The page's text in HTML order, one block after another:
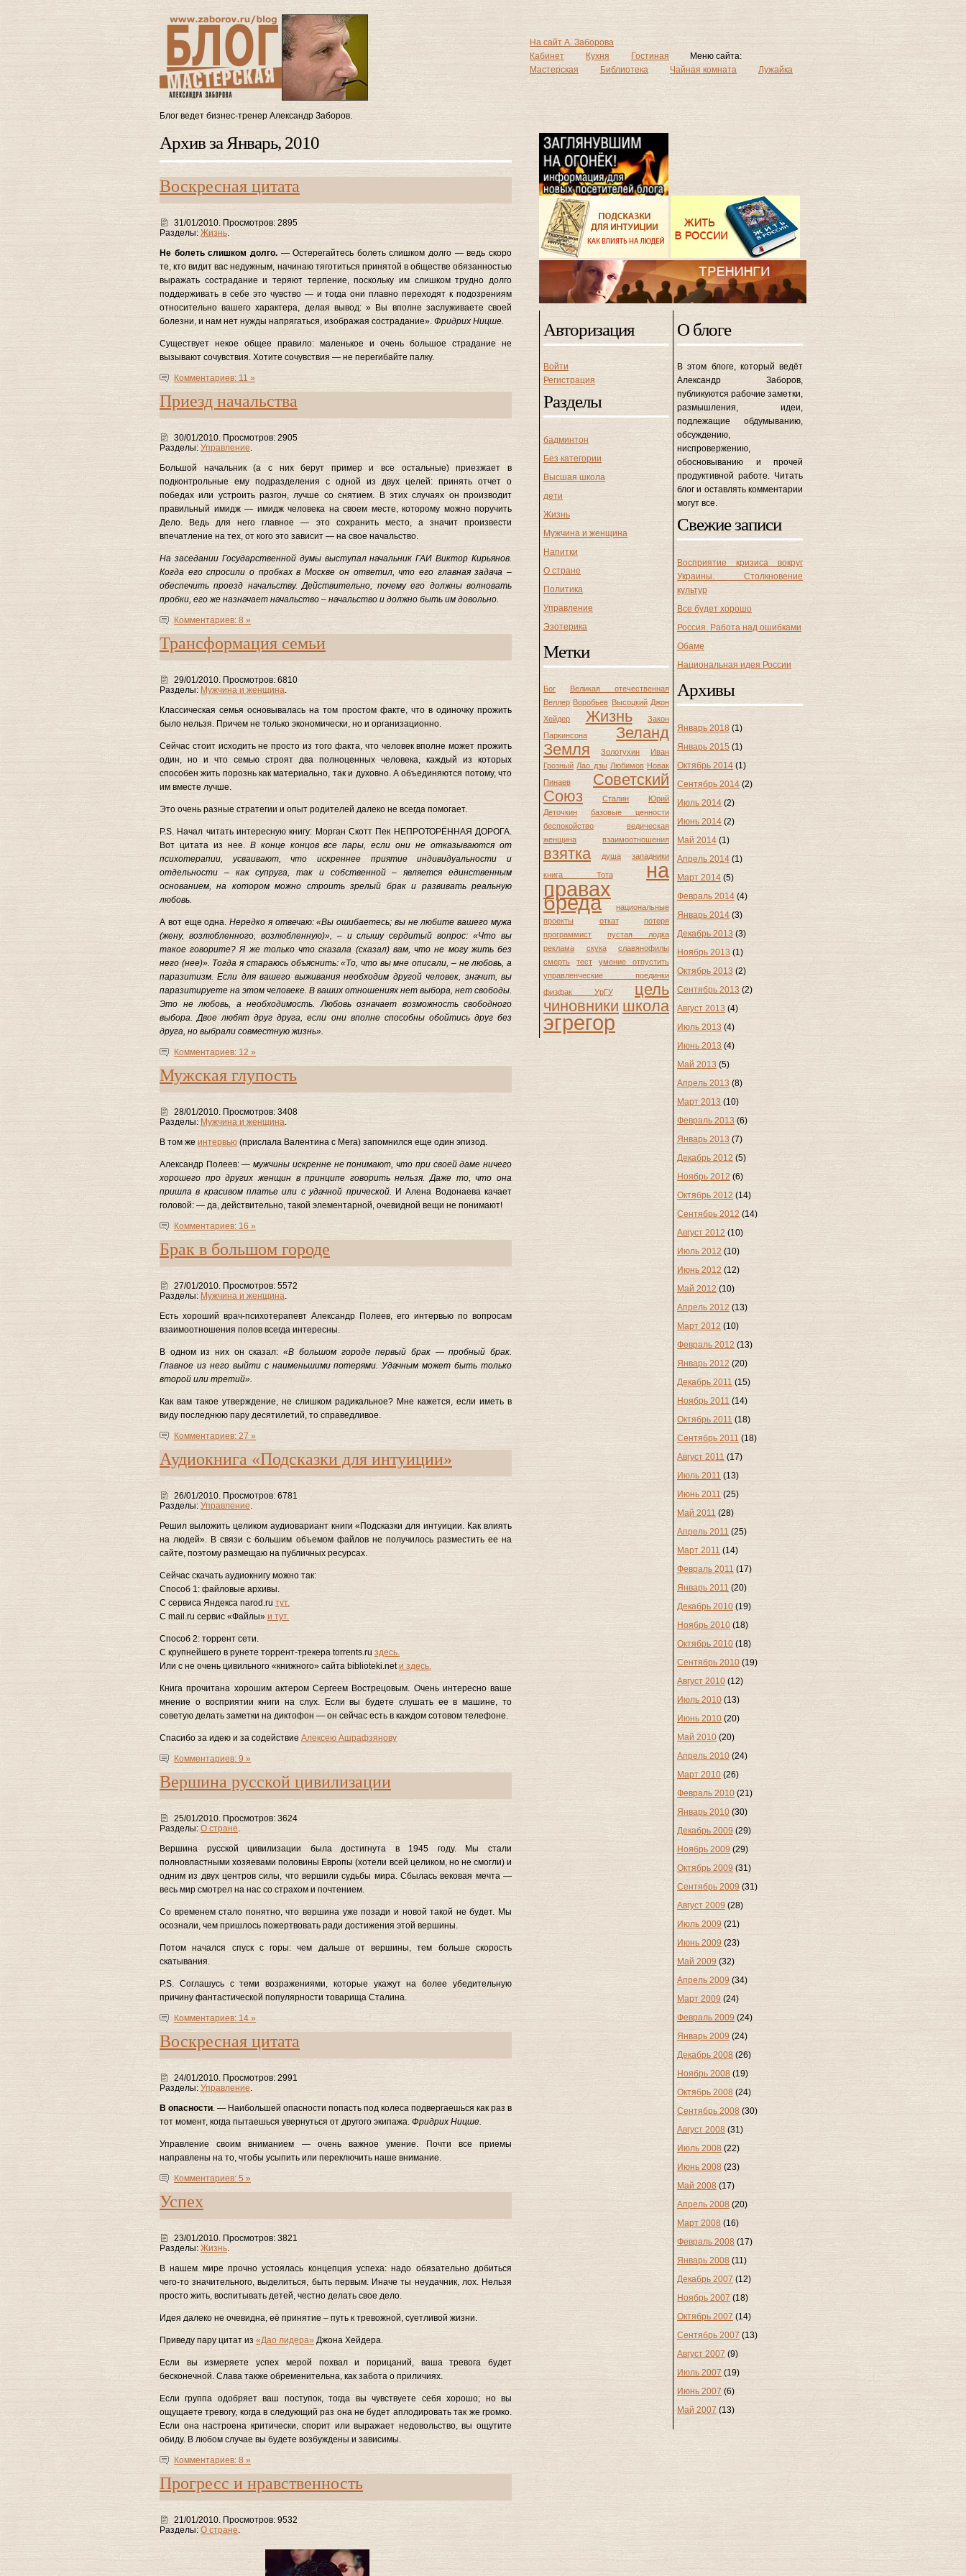
На сайт А. Заборова
Меню сайта:
Кабинет Кухня
Гостиная
Мастерская
Библиотека Чайная комната Лужайка
Блог ведет бизнес-тренер Александр Заборов.
Архив за Январь, 2010
Воскресная цитата
31/01/2010. Просмотров: 2895
Разделы: Жизнь.
Не болеть слишком долго.— Остерегайтесь болеть слишком долго — ведь скоро
те, кто видит вас недужным, начинаю тяготиться принятой в обществе обязанностью
выражать сострадание и теряют терпение, поскольку им слишком трудно долго
поддерживать в себе это чувство — и тогда они плавно переходят к подозрениям
относительно вашего характера, делая вывод: » Вы вполне заслуживаете своей
болезни, и нам нет нужды напрягаться, изображая сострадание». Фридрих Ницше.
Существует некое общее правило: маленькое и очень большое страдание не
вызывают сочувствия. Хотите сочувствия — не перегибайте палку.
Комментариев: 11 »
Приезд начальства
30/01/2010. Просмотров: 2905
Разделы: Управление.
Большой начальник (а с них берут пример и все остальные) приезжает в
подконтрольные ему подразделения с одной из двух целей: принять отчет о
победах или устроить разгон, лучше со снятием. В этих случаях он производит
правильный имидж — имидж человека на своем месте, которому можно поручить
Дело. Ведь для него главное — это сохранить место, а значит произвести
впечатление на тех, от кого это зависит — на свое начальство.
На заседании Государственной думы выступал начальник ГАИ Виктор Кирьянов.
Когда его спросили о пробках в Москве он ответил, что его главная задача –
обеспечить проезд начальству. Действительно, почему его должны волновать
пробки, его же назначает начальство – начальство и должно быть им довольно.
Комментариев: 8 »
Трансформация семьи
29/01/2010. Просмотров: 6810
Разделы: Мужчина и женщина.
Классическая семья основывалась на том простом факте, что в одиночку прожить
было нельзя. Причем не только экономически, но и организационно.
Сейчас стоит исходить не просто из того факта, что человек вполне может прожить
один, но и что семью строят два полноценных человека, каждый из которых
способен жить порознь как материально, так и духовно. А объединяются потому, что
им вместе лучше.
Это очень разные стратегии и опыт родителей далеко не всегда помогает.
P.S. Начал читать интересную книгу: Морган Скотт Пек НЕПРОТОРЁННАЯ ДОРОГА.
Вот цитата из нее. В конце концов все пары, если они не отказываются от
психотерапии, усваивают, что искреннее приятие индивидуальности и
отдельности – как супруга, так и собственной – является единственным
основанием, на котором можно строить зрелый брак и развивать реальную
любовь.
А вот еще одна.Нередко я отвечаю: «Вы ошибаетесь; вы не любите вашего мужа
(жену, возлюбленного, возлюбленную)», – и слышу сердитый вопрос: «Что вы
такое говорите? Я же только что сказала (сказал) вам, что не могу жить без
него (нее)». Тогда я стараюсь объяснить: «То, что вы мне описали, – не любовь, а
паразитизм. Если для вашего выживания необходим другой человек, значит, вы
паразитируете на этом человеке. В ваших отношениях нет выбора, нет свободы.
Это не любовь, а необходимость. Любовь означает возможность свободного
выбора. Двое любят друг друга, если они вполне способны обойтись друг без
друга, но выбрали совместную жизнь».
Комментариев: 12 »
Мужская глупость
28/01/2010. Просмотров: 3408
Разделы: Мужчина и женщина.
В том же интервью (прислала Валентина с Мега) запомнился еще один эпизод.
Александр Полеев: —мужчины искренне не понимают, что при своей даме ничего
хорошего про других женщин в принципе говорить нельзя. Даже то, что она
пришла в красивом платье или с удачной прической. И Алена Водонаева качает
головой: — да, действительно, такой элементарной, очевидной вещи не понимают!
Комментариев: 16 »
Брак в большом городе
27/01/2010. Просмотров: 5572
Разделы: Мужчина и женщина.
Есть хороший врач-психотерапевт Александр Полеев, его интервью по вопросам
взаимоотношения полов всегда интересны.
В одном из них он сказал:«В большом городе первый брак — пробный брак.
Главное из него выйти с наименьшими потерями. Удачным может быть только
второй или третий».
Как вам такое утверждение, не слишком радикальное? Мне кажется, если иметь в
виду последнюю пару десятилетий, то справедливое.
Комментариев: 27 »
Аудиокнига «Подсказки для интуиции»
26/01/2010. Просмотров: 6781
Разделы: Управление.
Решил выложить целиком аудиовариант книги «Подсказки для интуиции. Как влиять
на людей». В связи с большим объемом файлов не получилось разместить ее на
сайте, поэтому размещаю на публичных ресурсах.
Сейчас скачать аудиокнигу можно так:
Способ 1: файловые архивы.
С сервиса Яндекса narod.ru тут.
С mail.ru сервис «Файлы» и тут.
Способ 2: торрент сети.
С крупнейшего в рунете торрент-трекера torrents.ru здесь.
Или с не очень цивильного «книжного» сайта biblioteki.netи здесь.
Книга прочитана хорошим актером Сергеем Вострецовым. Очень интересно ваше
мнение о восприятии книги на слух. Если вы будете слушать ее в машине, то
советую делать заметки на диктофон — он сейчас есть в каждом сотовом телефоне.
Спасибо за идею и за содействие Алексею Ашрафзянову
Комментариев: 9 »
Вершина русской цивилизации
25/01/2010. Просмотров: 3624
Разделы: О стране.
Вершина русской цивилизации была достигнута в 1945 году. Мы стали
полновластными хозяевами половины Европы (хотели всей целиком, но не смогли) и
одним из двух центров силы, что вершили судьбы мира. Сбылась вековая мечта —
весь мир смотрел на нас со страхом и почтением.
Со временем стало понятно, что вершина уже позади и новой такой не будет. Мы
осознали, чем пришлось пожертвовать ради достижения этой вершины.
Потом начался спуск с горы: чем дальше от вершины, тем больше скорость
скатывания.
P.S. Соглашусь с теми возражениями, которые укажут на более убедительную
причину фантастической популярности товарища Сталина.
Комментариев: 14 »
Воскресная цитата
24/01/2010. Просмотров: 2991
Разделы: Управление.
В опасности. — Наибольшей опасности попасть под колеса подвергаешься как раз в
тот момент, когда пытаешься увернуться от другого экипажа. Фридрих Ницше.
Управление своим вниманием — очень важное умение. Почти все приемы
направлены на то, чтобы усыпить или переключить наше внимание.
Комментариев: 5 »
Успех
23/01/2010. Просмотров: 3821
Разделы: Жизнь.
В нашем мире прочно устоялась концепция успеха: надо обязательно добиться
чего-то значительного, выделиться, быть первым. Иначе ты неудачник, лох. Нельзя
просто жить, воспитывать детей, честно делать свое дело.
Идея далеко не очевидна, её принятие – путь к тревожной, суетливой жизни.
Приведу пару цитат из «Дао лидера» Джона Хейдера.
Если вы измеряете успех мерой похвал и порицаний, ваша тревога будет
бесконечной. Слава также обременительна, как забота о приличиях.
Если группа одобряет ваш поступок, тогда вы чувствуете себя хорошо; но вы
ощущаете тревогу, когда в следующий раз она не будет аплодировать так же громко.
Если она настроена критически, спорит или выражает недовольство, вы ощутите
обиду. В любом случае вы будете возбуждены и зависимы.
Комментариев: 8 »
Прогресс и нравственность
21/01/2010. Просмотров: 9532
Разделы: О стране.
О блоге
В этом блоге, который ведёт
Александр Заборов,
публикуются рабочие заметки,
размышления, идеи,
подлежащие обдумыванию,
обсуждению,
ниспровержению,
обосновыванию и прочей
продуктивной работе. Читать
блог и оставлять комментарии
могут все.
Свежие записи
Восприятие кризиса вокруг
Украины. Столкновение
культур
Все будет хорошо
Россия. Работа над ошибками
Обаме
Национальная идея России
Архивы
Январь 2018 (1)
Январь 2015 (1)
Октябрь 2014 (1)
Сентябрь 2014 (2)
Июль 2014 (2)
Июнь 2014 (2)
Май 2014 (1)
Апрель 2014 (1)
Март 2014 (5)
Февраль 2014 (4)
Январь 2014 (3)
Декабрь 2013 (3)
Ноябрь 2013 (1)
Октябрь 2013 (2)
Сентябрь 2013 (2)
Август 2013 (4)
Июль 2013 (4)
Июнь 2013 (4)
Май 2013 (5)
Апрель 2013 (8)
Март 2013 (10)
Февраль 2013 (6)
Январь 2013 (7)
Декабрь 2012 (5)
Ноябрь 2012 (6)
Октябрь 2012 (14)
Сентябрь 2012 (14)
Август 2012 (10)
Июль 2012 (10)
Июнь 2012 (12)
Май 2012 (10)
Апрель 2012 (13)
Март 2012 (10)
Февраль 2012 (13)
Январь 2012 (20)
Декабрь 2011 (15)
Ноябрь 2011 (14)
Октябрь 2011 (18)
Сентябрь 2011 (18)
Август 2011 (17)
Июль 2011 (13)
Июнь 2011 (25)
Май 2011 (28)
Апрель 2011 (25)
Март 2011 (14)
Февраль 2011 (17)
Январь 2011 (20)
Декабрь 2010 (19)
Ноябрь 2010 (18)
Октябрь 2010 (18)
Сентябрь 2010 (19)
Август 2010 (12)
Июль 2010 (13)
Июнь 2010 (20)
Май 2010 (20)
Апрель 2010 (24)
Март 2010 (26)
Февраль 2010 (21)
Январь 2010 (30)
Декабрь 2009 (29)
Ноябрь 2009 (29)
Октябрь 2009 (31)
Сентябрь 2009 (31)
Август 2009 (28)
Июль 2009 (21)
Июнь 2009 (23)
Май 2009 (32)
Апрель 2009 (34)
Март 2009 (24)
Февраль 2009 (24)
Январь 2009 (24)
Декабрь 2008 (26)
Ноябрь 2008 (19)
Октябрь 2008 (24)
Сентябрь 2008 (30)
Август 2008 (31)
Июль 2008 (22)
Июнь 2008 (23)
Май 2008 (17)
Апрель 2008 (20)
Март 2008 (16)
Февраль 2008 (17)
Январь 2008 (11)
Декабрь 2007 (12)
Ноябрь 2007 (18)
Октябрь 2007 (14)
Сентябрь 2007 (13)
Август 2007 (9)
Июль 2007 (19)
Июнь 2007 (6)
Май 2007 (13)
Авторизация
Войти
Регистрация
Разделы
бадминтон
Без категории
Высшая школа
дети
Жизнь
Мужчина и женщина
Напитки
О стране
Политика
Управление
Эзотерика
Метки
Бог
Великая отечественная
Веллер Воробьев Высоцкий Джон
Хейдер
Жизнь
Закон
Паркинсона
Зеланд
Земля
Золотухин
Иван
Грозный Лао дзы Любимов Новак
Пинаев
Советский
Союз
Сталин
Юрий
Деточкин
базовые ценности
беспокойство
ведическая
женщина
взаимоотношения
взятка душа западники
книга Тота на
правах
бреда
национальные
проекты
откат
потеря
программист
пустая лодка
реклама
скука
славянофилы
смерть
тест
умение отпустить
управленческие поединки
физфак УрГУ
цель
чиновники школа
эгрегор